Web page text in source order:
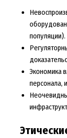
популяции).
Экономика
персонала,